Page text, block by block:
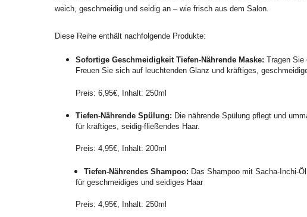
weich, geschmeidig und seidig an – wie frisch aus dem Salon.
Diese Reihe enthält nachfolgende Produkte:
Sofortige Geschmeidigkeit Tiefen-Nährende Maske: Tragen Sie
Freuen Sie sich auf leuchtenden Glanz und kräftiges,
Preis: 6,95€, Inhalt: 250ml
Tiefen-Nährende Spülung: Die nährende Spülung pflegt und
für kräftiges, seidig-fließendes Haar.
Preis: 4,95€, Inhalt: 200ml
Tiefen-Nährendes Shampoo: Das Shampoo mit Sacha-Inchi-
für geschmeidiges und seidiges Haar
Preis: 4,95€, Inhalt: 250ml